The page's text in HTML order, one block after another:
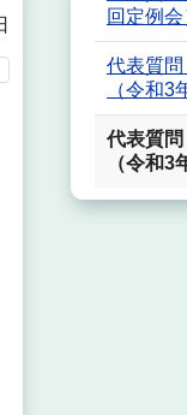
回定例会
代表質
（令和3
代表質
（令和3